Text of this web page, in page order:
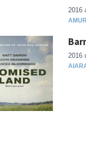
2016
2016